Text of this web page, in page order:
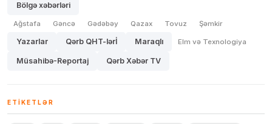
Bölgə xəbərləri
Ağstafa Gəncə Gədəbəy Qazax Tovuz Şəmkir
Yazarlar Qərb QHT-lərİ Maraqlı Elm və Texnologiya
Müsahibə-Reportaj Qərb Xəbər TV
ETIKETLƏR